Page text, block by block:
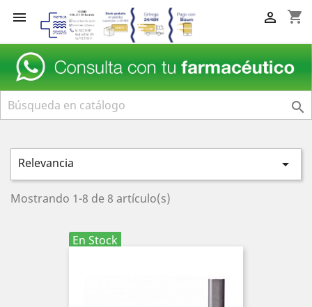
 shopping_cart


Relevancia 
Mostrando 1-8 de 8 artículo(s)
En Stock